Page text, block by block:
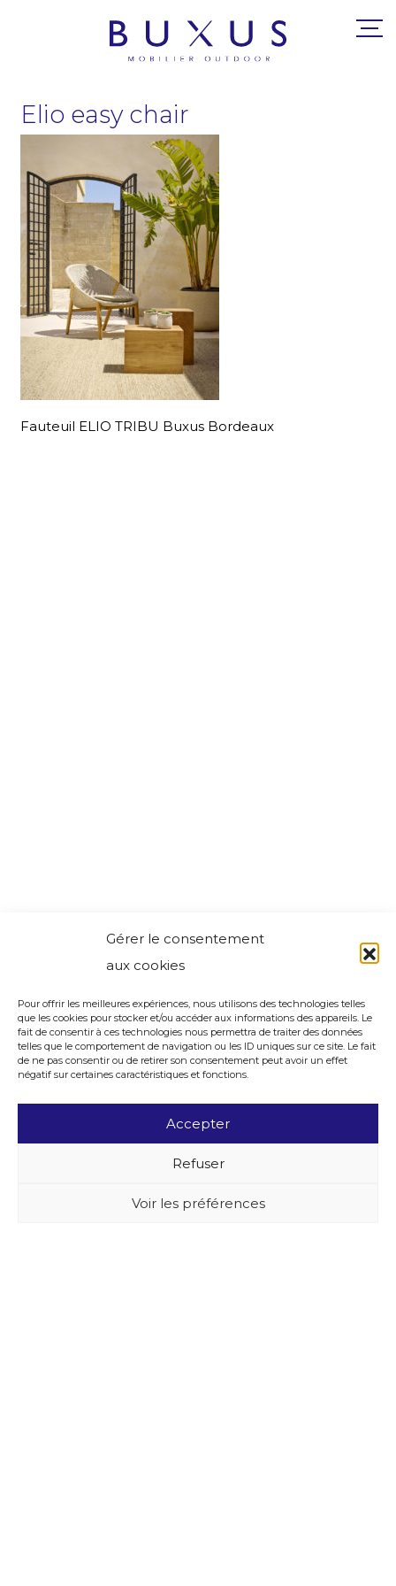
Gérer le consentement
aux cookies
Pour offrir les meilleures expériences, nous utilisons des technologies telles
que les cookies pour stocker et/ou accéder aux informations des appareils. Le
fait de consentir à ces technologies nous permettra de traiter des données
telles que le comportement de navigation ou les ID uniques sur ce site. Le fait
de ne pas consentir ou de retirer son consentement peut avoir un effet
négatif sur certaines caractéristiques et fonctions.
Accepter
Refuser
Voir les préférences
Elio easy chair
Fauteuil ELIO TRIBU Buxus Bordeaux